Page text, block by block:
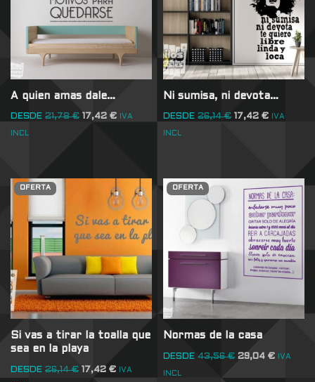
A quien amas dale…
DESDE 21,78€ 17,42 € IVA
INCL
Ni sumisa, ni devota…
DESDE 26,14€ 17,42€ IVA
INCL
OFERTA
Si vas a tirar la toalla que
sea en la playa
DESDE 26,14€ 17,42 € IVA
OFERTA
Normas de la casa
DESDE 43,56€ 29,04€ IVA
INCL